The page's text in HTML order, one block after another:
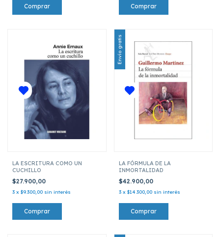
LA ESCRITURA COMO UN
CUCHILLO
$27.900,00
3 x $9.300,00 sin interés
Envío gratis
LA FÓRMULA DE LA
INMORTALIDAD
$42.900,00
3 x $14.300,00 sin interés